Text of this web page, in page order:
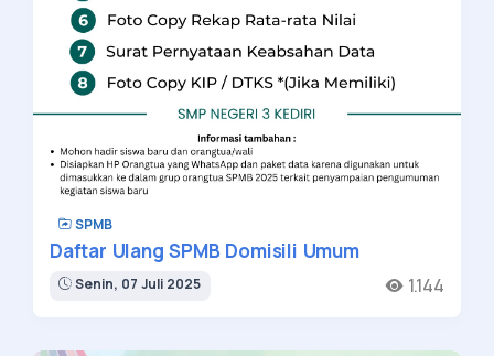
SPMB
Daftar Ulang SPMB Domisili Umum
Senin, 07 Juli 2025 1.144